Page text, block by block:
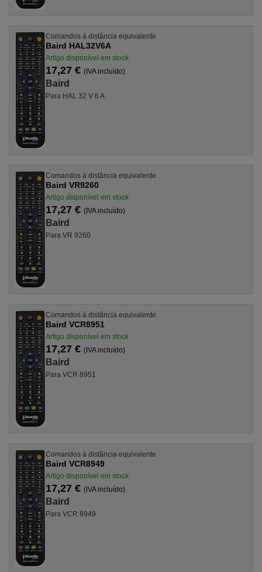
Comandos à distância equivalente
Baird HAL32V6A
Artigo disponível em stock
17,27 € (IVA incluído)
Baird
Para HAL 32 V 6 A
Comandos à distância equivalente
Baird VR9260
Artigo disponível em stock
17,27 € (IVA incluído)
Baird
Para VR 9260
Comandos à distância equivalente
Baird VCR8951
Artigo disponível em stock
17,27 € (IVA incluído)
Baird
Para VCR 8951
Comandos à distância equivalente
Baird VCR8949
Artigo disponível em stock
17,27 € (IVA incluído)
Baird
Para VCR 8949